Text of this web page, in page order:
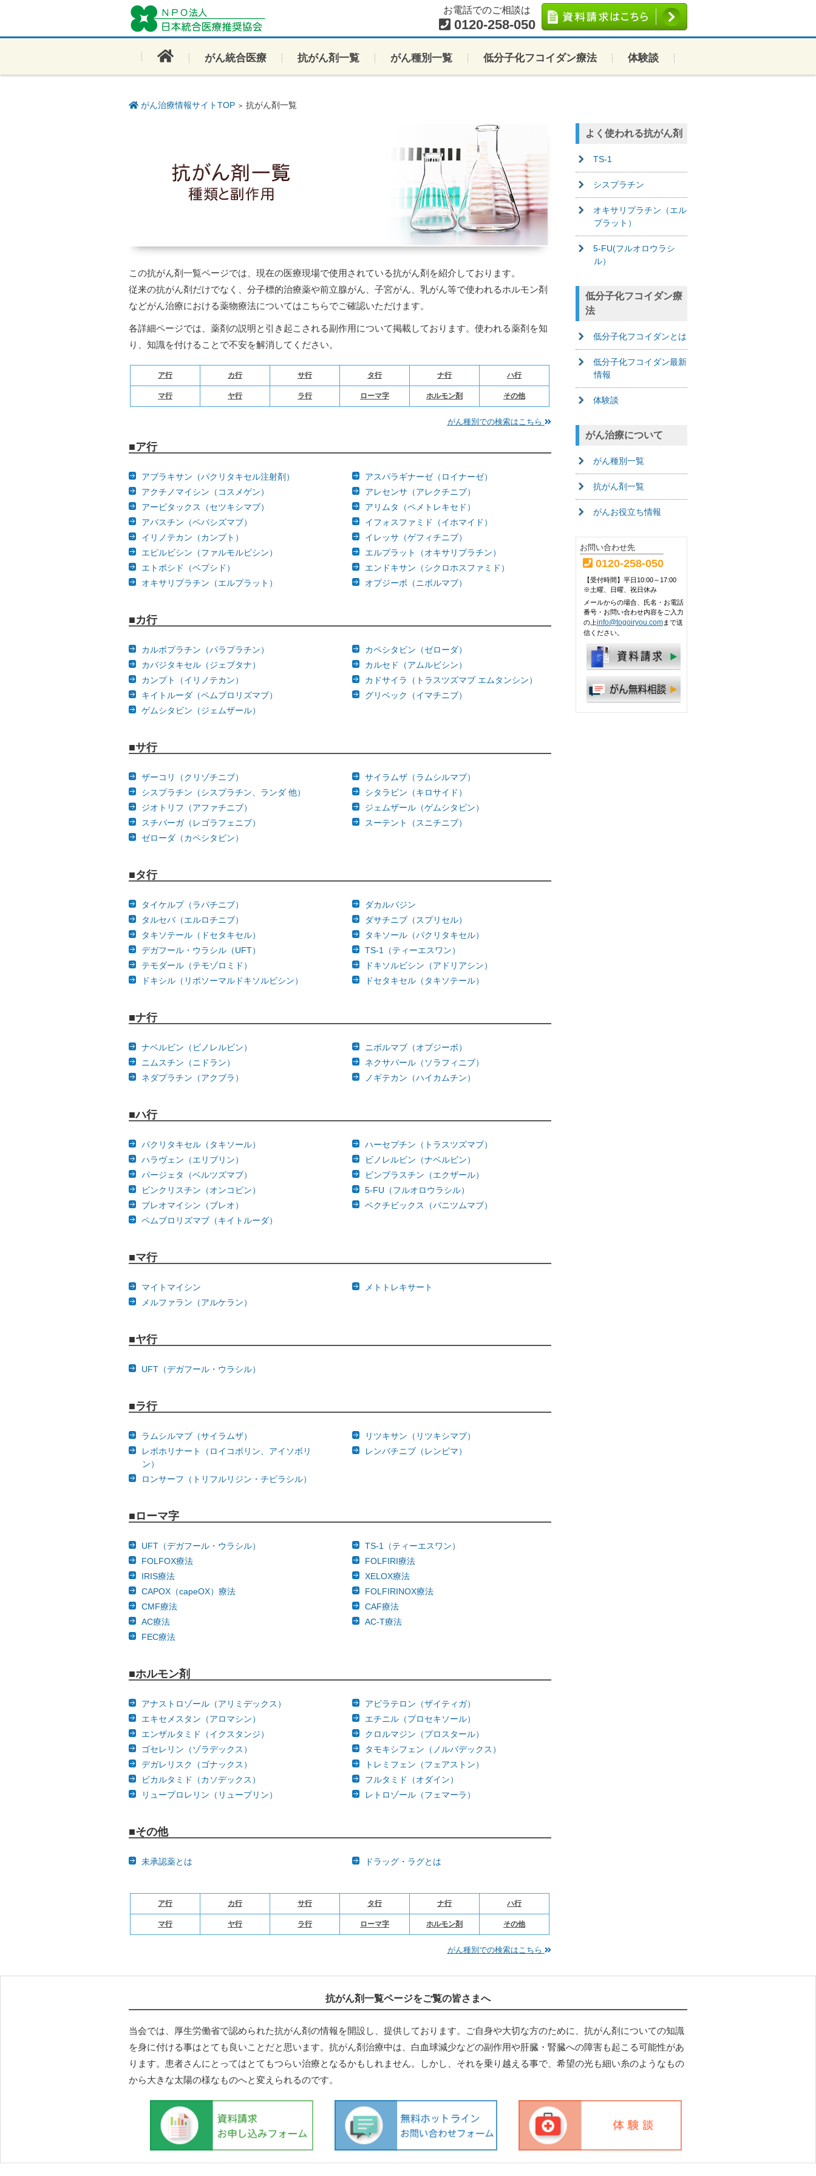
お電話でのご相談は
0120-258-050
コンテンツに移動
がん統合医療 抗がん剤一覧 がん種別一覧 低分子化フコイダン療法 体験談
がん治療情報サイトTOP> 抗がん剤一覧
この抗がん剤一覧ページでは、現在の医療現場で使用されている抗がん剤を紹介しております。
従来の抗がん剤だけでなく、分子標的治療薬や前立腺がん、子宮がん、乳がん等で使われるホルモン剤
などがん治療における薬物療法についてはこちらでご確認いただけます。
各詳細ページでは、薬剤の説明と引き起こされる副作用について掲載しております。使われる薬剤を知
り、知識を付けることで不安を解消してください。
ア行 カ行 サ行 タ行 ナ行 ハ行
マ行 ヤ行 ラ行 ローマ字 ホルモン剤 その他
がん種別での検索はこちら
■ア行
アブラキサン（パクリタキセル注射剤）
アスパラギナーゼ（ロイナーゼ）
アクチノマイシン（コスメゲン）
アレセンサ（アレクチニブ）
アービタックス（セツキシマブ）
アリムタ（ペメトレキセド）
アバスチン（ベバシズマブ）
イフォスファミド（イホマイド）
イリノテカン（カンプト）
イレッサ（ゲフィチニブ）
エピルビシン（ファルモルビシン）
エルプラット（オキサリプラチン）
エトポシド（ベプシド）
エンドキサン（シクロホスファミド）
オキサリプラチン（エルプラット）
オプジーボ（ニボルマブ）
■カ行
カルボプラチン（パラプラチン）
カペシタビン（ゼローダ）
カバジタキセル（ジェブタナ）
カルセド（アムルビシン）
カンプト（イリノテカン）
カドサイラ（トラスツズマブ エムタンシン）
キイトルーダ（ペムブロリズマブ）
グリベック（イマチニブ）
ゲムシタビン（ジェムザール）
■サ行
ザーコリ（クリゾチニブ）
サイラムザ（ラムシルマブ）
シスプラチン（シスプラチン、ランダ 他）
シタラビン（キロサイド）
ジオトリフ（アファチニブ）
ジェムザール（ゲムシタビン）
スチバーガ（レゴラフェニブ）
スーテント（スニチニブ）
ゼローダ（カペシタビン）
■タ行
タイケルプ（ラパチニブ）
ダカルバジン
タルセバ（エルロチニブ）
ダサチニブ（スプリセル）
タキソテール（ドセタキセル）
タキソール（パクリタキセル）
デガフール・ウラシル（UFT）
TS-1（ティーエスワン）
テモダール（テモゾロミド）
ドキソルビシン（アドリアシン）
ドキシル（リポソーマルドキソルビシン）
ドセタキセル（タキソテール）
■ナ行
ナベルビン（ビノレルビン）
ニボルマブ（オプジーボ）
ニムスチン（ニドラン）
ネクサバール（ソラフィニブ）
ネダプラチン（アクブラ）
ノギテカン（ハイカムチン）
■ハ行
パクリタキセル（タキソール）
ハーセプチン（トラスツズマブ）
ハラヴェン（エリブリン）
ビノレルビン（ナベルビン）
パージェタ（ベルツズマブ）
ビンブラスチン（エクザール）
ビンクリスチン（オンコビン）
5-FU（フルオロウラシル）
ブレオマイシン（ブレオ）
ベクチビックス（パニツムマブ）
ペムブロリズマブ（キイトルーダ）
■マ行
マイトマイシン
メトトレキサート
メルファラン（アルケラン）
■ヤ行
UFT（デガフール・ウラシル）
■ラ行
ラムシルマブ（サイラムザ）
リツキサン（リツキシマブ）
レボホリナート（ロイコボリン、アイソボリ
ン）
レンバチニブ（レンビマ）
ロンサーフ（トリフルリジン・チピラシル）
■ローマ字
UFT（デガフール・ウラシル）
TS-1（ティーエスワン）
FOLFOX療法
FOLFIRI療法
IRIS療法
XELOX療法
CAPOX（capeOX）療法
FOLFIRINOX療法
CMF療法
CAF療法
AC療法
AC-T療法
FEC療法
■ホルモン剤
アナストロゾール（アリミデックス）
アビラテロン（ザイティガ）
エキセメスタン（アロマシン）
エチニル（プロセキソール）
エンザルタミド（イクスタンジ）
クロルマジン（プロスタール）
ゴセレリン（ゾラデックス）
タモキシフェン（ノルバデックス）
デガレリスク（ゴナックス）
トレミフェン（フェアストン）
ビカルタミド（カソデックス）
フルタミド（オダイン）
リュープロレリン（リュープリン）
レトロゾール（フェマーラ）
■その他
未承認薬とは ドラッグ・ラグとは
ア行 カ行 サ行 タ行 ナ行 ハ行
マ行 ヤ行 ラ行 ローマ字 ホルモン剤 その他
がん種別での検索はこちら
よく使われる抗がん剤
TS-1
シスプラチン
オキサリプラチン（エル
プラット）
5-FU(フルオロウラシ
ル）
低分子化フコイダン療
法
低分子化フコイダンとは
低分子化フコイダン最新
情報
体験談
がん治療について
がん種別一覧
抗がん剤一覧
がんお役立ち情報
お問い合わせ先
0120-258-050
【受付時間】平日10:00～17:00
※土曜、日曜、祝日休み
メールからの場合、氏名・お電話
番号・お問い合わせ内容をご入力
の上info@togoiryou.comまで送
信ください。
抗がん剤一覧ページをご覧の皆さまへ
当会では、厚生労働省で認められた抗がん剤の情報を開設し、提供しております。ご自身や大切な方のために、抗がん剤についての知識
を身に付ける事はとても良いことだと思います。抗がん剤治療中は、白血球減少などの副作用や肝臓・腎臓への障害も起こる可能性があ
ります。患者さんにとってはとてもつらい治療となるかもしれません。しかし、それを乗り越える事で、希望の光も細い糸のようなもの
から大きな太陽の様なものへと変えられるのです。